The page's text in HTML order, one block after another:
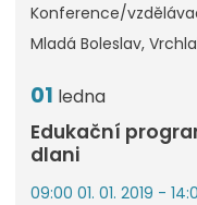
Konference/
Mladá Boleslav,
01 ledna
Edukační
dlani
09:00 01. 01. 2019 -